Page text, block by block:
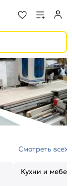
Смотреть все
Кухни и